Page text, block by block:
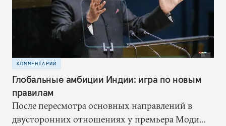
КОММЕНТАРИЙ
Глобальные амбиции Индии: игра по новым
правилам
После пересмотра основных направлений в
двусторонних отношениях у премьера Моди